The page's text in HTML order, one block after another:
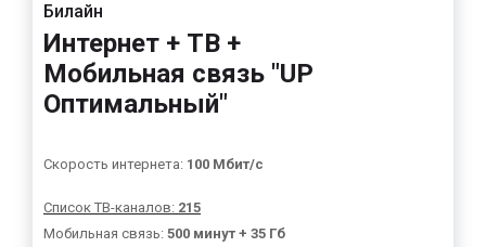
Билайн
Интернет + ТВ +
Мобильная связь "UP
Оптимальный"
Скорость интернета: 100 Мбит/с
Список ТВ-каналов: 215
Мобильная связь: 500 минут + 35 Гб